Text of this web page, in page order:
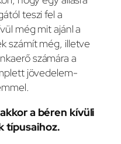
teszi fel a
még mit ajánl a
számít még, illetve
számára a
jövedelem-
a béren kívüli
típusaihoz.